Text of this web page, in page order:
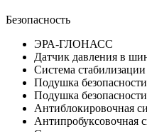
Безопасность
ЭРА-ГЛОНАСС
Датчик давления в
Система
Подушка
Подушка
Антиблокировочная
Антипробуксовочная